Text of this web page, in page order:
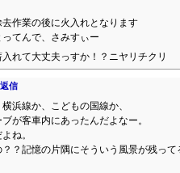
作業の後に火入れとなります
てんで、さみすぃー
れて大丈夫っすか！？ニヤリチクリ
返信
浜線か、こどもの国線か、
が客車内にあったんだよなー。
ね。
？記憶の片隅にそういう風景が残っ